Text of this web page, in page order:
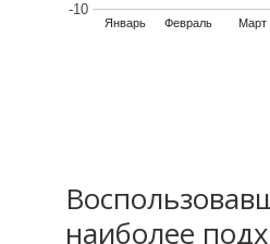
Январь Февраль Март
-10
наиболее